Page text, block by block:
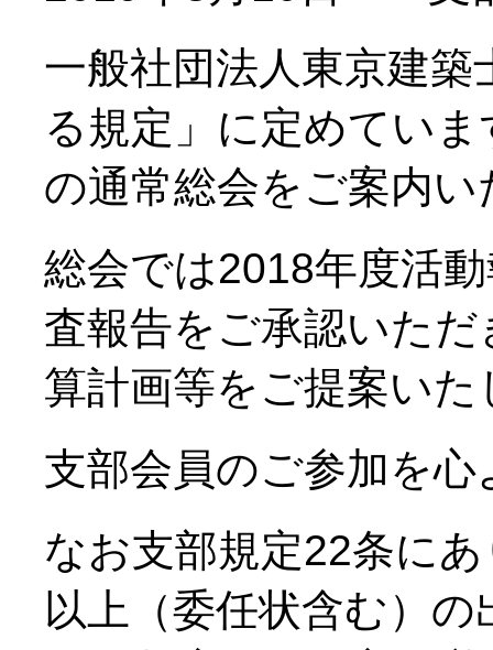
一般社団法人東京建
る規定」に定めてい
の通常総会をご案内
総会では2018年度活
査報告をご承認いた
算計画等をご提案いた
支部会員のご参加を
なお支部規定22条に
以上（委任状含む）